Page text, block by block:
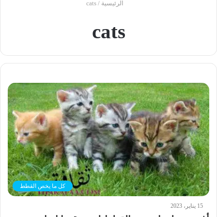
الرئيسية /
cats
cats
كل ما يخص القطط
15 يناير، 2023